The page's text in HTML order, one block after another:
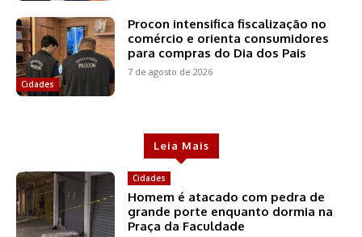
Cidades
Procon intensifica fiscalização no
comércio e orienta consumidores
para compras do Dia dos Pais
7 de agosto de 2026
Leia Mais
Cidades
Homem é atacado com pedra de
grande porte enquanto dormia na
Praça da Faculdade